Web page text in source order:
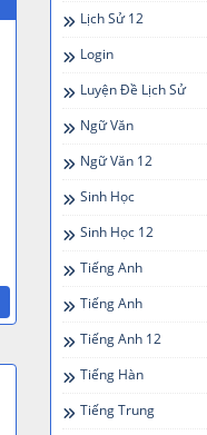
Lịch Sử 12
Login
Luyện Đề Lịch Sử
Ngữ Văn
Ngữ Văn 12
Sinh Học
Sinh Học 12
Tiếng Anh
Tiếng Anh
Tiếng Anh 12
Tiếng Hàn
Tiếng Trung